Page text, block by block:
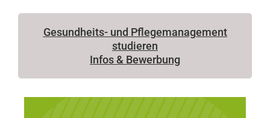
Gesundheits- und Pflegemanagement
studieren
Infos & Bewerbung